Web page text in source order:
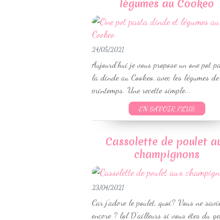
légumes au Cookeo
24/05/2021
Aujourd'hui je vous propose un one pot
la dinde au Cookeo, avec les légumes de
printemps. Une recette simple...
EN SAVOIR PLUS
Cassolette de poulet
champignons
23/04/2021
Car j'adore le poulet, quoi? Vous ne
encore ? lol D'ailleurs si vous êtes du